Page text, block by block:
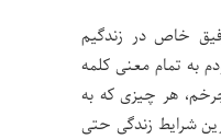
خاص در زندگیم
به تمام معنی کلمه
هر چیزی که به
شرایط زندگی حتی